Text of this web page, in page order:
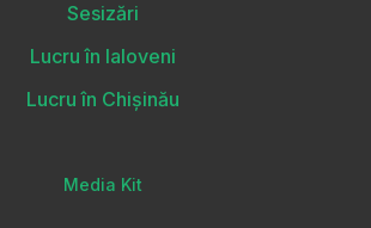
Sesizări
Lucru în Ialoveni
Lucru în Chișinău
Media Kit